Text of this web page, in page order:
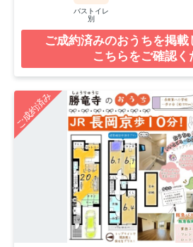
バストイレ
別
ご成約済みのおうちを掲
こちらをご確認く
ご成約済み